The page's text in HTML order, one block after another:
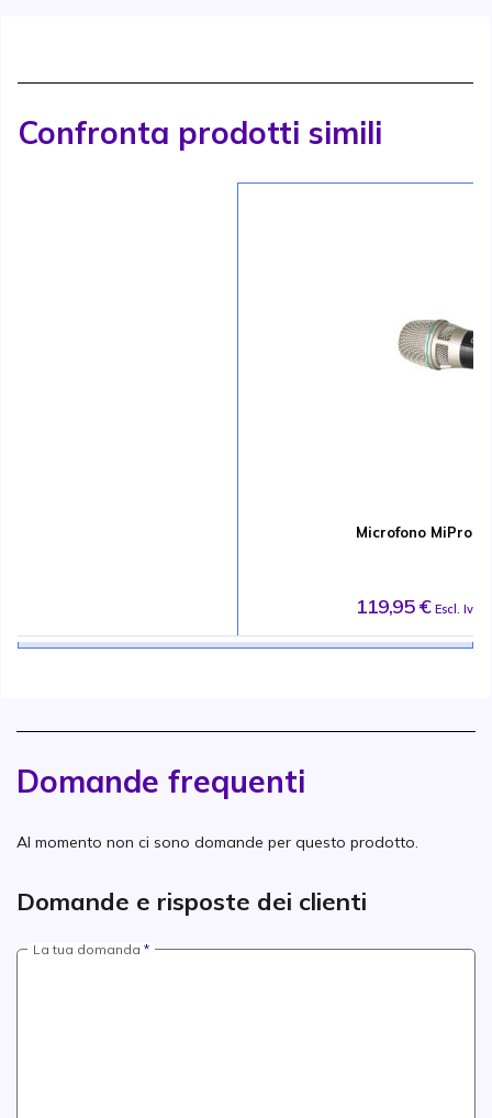
Confronta prodotti simili
Microfono MiPro
119,95 € Escl. Iva
Domande frequenti
Al momento non ci sono domande per questo prodotto.
Domande e risposte dei clienti
La tua domanda